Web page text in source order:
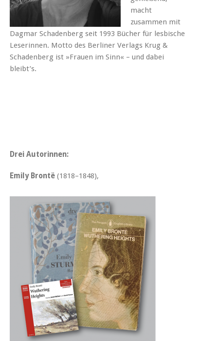
macht
zusammen mit
Dagmar Schadenberg seit 1993 Bücher für lesbische
Leserinnen. Motto des Berliner Verlags Krug &
Schadenberg ist »Frauen im Sinn« – und dabei
bleibt’s.
Drei Autorinnen:
Emily Brontë (1818–1848),